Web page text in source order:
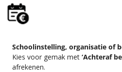
Schoolinstelling, organisatie of
Kies voor gemak met ‘Achteraf
afrekenen.